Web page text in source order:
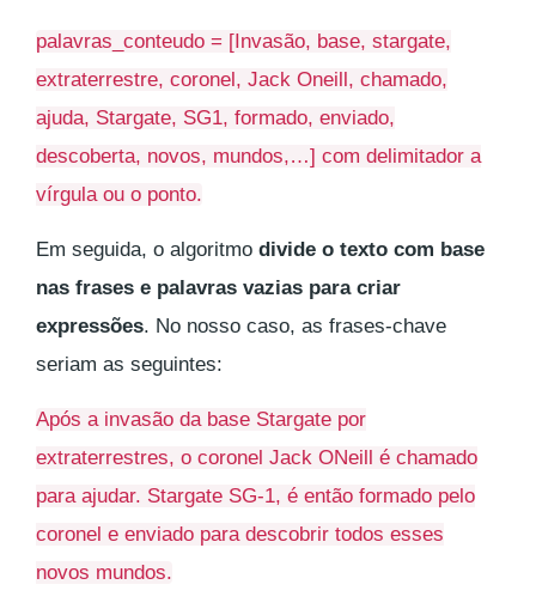
palavras_conteudo = [Invasão, base, stargate,
extraterrestre, coronel, Jack Oneill, chamado,
ajuda, Stargate, SG1, formado, enviado,
descoberta, novos, mundos,…] com delimitador a
vírgula ou o ponto.
Em seguida, o algoritmo divide o texto com base
nas frases e palavras vazias para criar
expressões. No nosso caso, as frases-chave
seriam as seguintes:
Após a invasão da base Stargate por
extraterrestres, o coronel Jack ONeill é chamado
para ajudar. Stargate SG-1, é então formado pelo
coronel e enviado para descobrir todos esses
novos mundos.